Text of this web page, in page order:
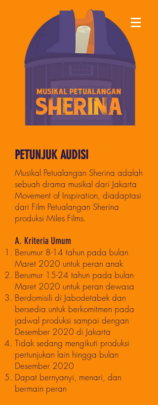
PETUNJUK AUDISI
Musikal Petualangan Sherina adalah
sebuah drama musikal dari Jakarta
Movement of Inspiration, diadaptasi
dari Film Petualangan Sherina
produksi Miles Films.
A. Kriteria Umum
Berumur 8-14 tahun pada bulan
Maret 2020 untuk peran anak
Berumur 15-24 tahun pada bulan
Maret 2020 untuk peran dewasa
Berdomisili di Jabodetabek dan
bersedia untuk berkomitmen pada
jadwal produksi sampai dengan
Desember 2020 di Jakarta
Tidak sedang mengikuti produksi
pertunjukan lain hingga bulan
Desember 2020
Dapat bernyanyi, menari, dan
bermain peran